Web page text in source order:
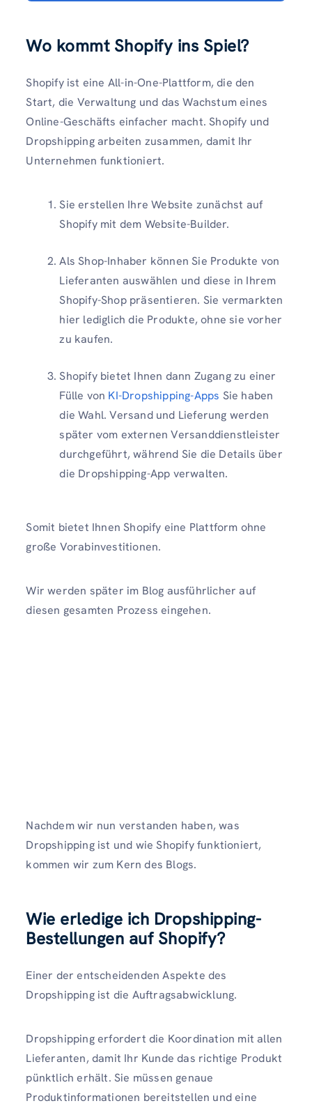
Wo kommt Shopify ins Spiel?
Shopify ist eine All-in-One-Plattform, die den
Start, die Verwaltung und das Wachstum eines
Online-Geschäfts einfacher macht. Shopify und
Dropshipping arbeiten zusammen, damit Ihr
Unternehmen funktioniert.
Sie erstellen Ihre Website zunächst auf
Shopify mit dem Website-Builder.
Als Shop-Inhaber können Sie Produkte von
Lieferanten auswählen und diese in Ihrem
Shopify-Shop präsentieren. Sie vermarkten
hier lediglich die Produkte, ohne sie vorher
zu kaufen.
Shopify bietet Ihnen dann Zugang zu einer
Fülle von KI-Dropshipping-Apps Sie haben
die Wahl. Versand und Lieferung werden
später vom externen Versanddienstleister
durchgeführt, während Sie die Details über
die Dropshipping-App verwalten.
Somit bietet Ihnen Shopify eine Plattform ohne
große Vorabinvestitionen.
Wir werden später im Blog ausführlicher auf
diesen gesamten Prozess eingehen.
Nachdem wir nun verstanden haben, was
Dropshipping ist und wie Shopify funktioniert,
kommen wir zum Kern des Blogs.
Wie erledige ich Dropshipping-
Bestellungen auf Shopify?
Einer der entscheidenden Aspekte des
Dropshipping ist die Auftragsabwicklung.
Dropshipping erfordert die Koordination mit allen
Lieferanten, damit Ihr Kunde das richtige Produkt
pünktlich erhält. Sie müssen genaue
Produktinformationen bereitstellen und eine